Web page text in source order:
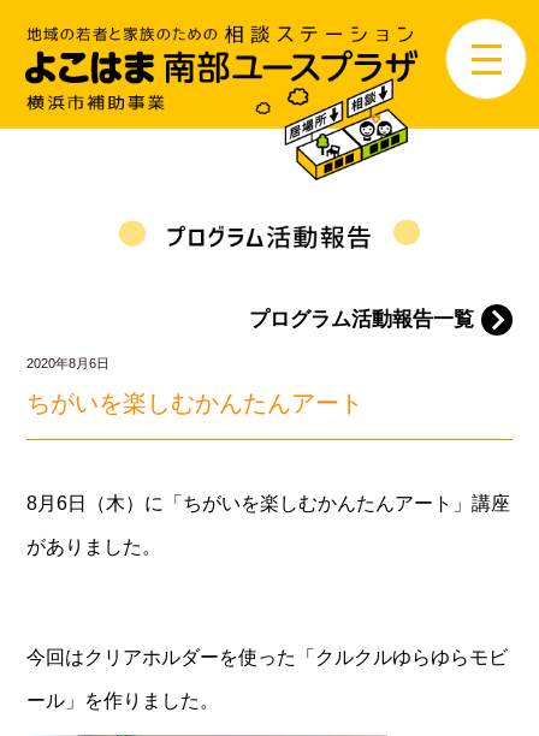
プログラム活動報告一覧
2020年8月6日
ちがいを楽しむかんたんアート
8月6日（木）に「ちがいを楽しむかんたんアート」講座
がありました。
今回はクリアホルダーを使った「クルクルゆらゆらモビ
ール」を作りました。